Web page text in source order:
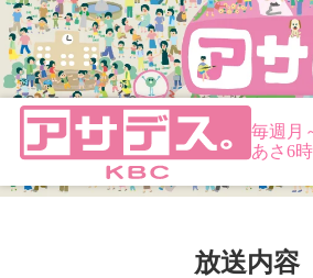
毎週月
あさ6
放送内容